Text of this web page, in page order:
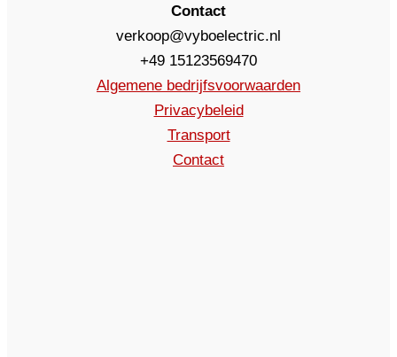
Contact
verkoop@vyboelectric.nl
+49 15123569470
Algemene bedrijfsvoorwaarden
Privacybeleid
Transport
Contact